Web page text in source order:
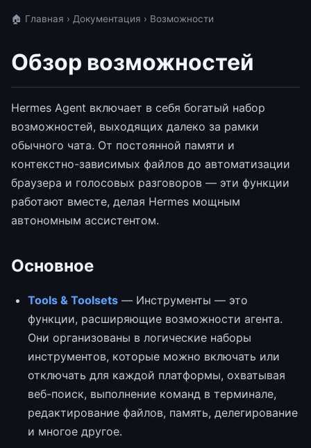
🏠 Главная › Документация › Возможности
Обзор возможностей
Hermes Agent включает в себя богатый набор
возможностей, выходящих далеко за рамки
обычного чата. От постоянной памяти и
контекстно-зависимых файлов до автоматизации
браузера и голосовых разговоров — эти функции
работают вместе, делая Hermes мощным
автономным ассистентом.
Основное
Tools & Toolsets — Инструменты — это
функции, расширяющие возможности агента.
Они организованы в логические наборы
инструментов, которые можно включать или
отключать для каждой платформы, охватывая
веб-поиск, выполнение команд в терминале,
редактирование файлов, память, делегирование
и многое другое.